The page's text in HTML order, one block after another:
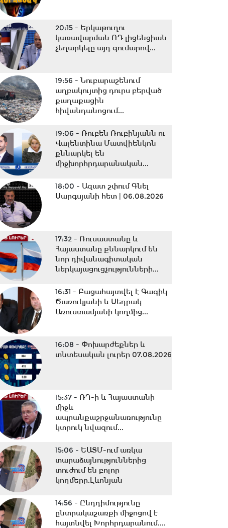
20:15 - Երկաթուղու
կառավարման ՌԴ լիցենցիան
չեղարկելը այդ գումարով...
19:56 -Նուբարաշենում
աղբակույտից դուրս բերված
քաղաքացին
հիվանդանոցում...
19:06 - Ռուբեն Ռուբինյանն ու
Վալենտինա Մատվիենկոն
քննարկել են
միջխորհրդարանական...
18:00 - Ազատ շփում Գնել
Սարգսյանի հետ | 06.08.2026
17:32 - Ռուսաստանը և
Հայաստանը քննարկում են
նոր դիվանագիտական
ներկայացուցչությունների...
16:31 - Բացահայտվել է Գագիկ
Ծառուկյանի և Սեդրակ
Առուստամյանի կողմից...
16:08 - Փոխարժեքներ և
տնտեսական լուրեր 07.08.2026
15:37 - ՌԴ-ի և Հայաստանի
միջև
ապրանքաշրջանառությունը
կտրուկ նվազում...
15:06 - ԵԱՏՄ-ում առկա
տարաձայնություններից
տուժում են բոլոր
կողմերը.Լևոնյան
14:56 - Ընդդիմությունը
ընտրակաշառքի միջոցով է
հայտնվել Խորհրդարանում....